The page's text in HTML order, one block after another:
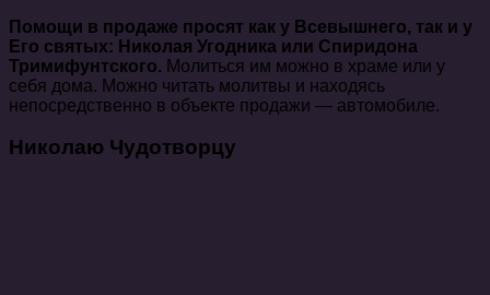
Помощи в продаже просят как у Всевышнего, так и у
Его святых: Николая Угодника или Спиридона
Тримифунтского. Молиться им можно в храме или у
себя дома. Можно читать молитвы и находясь
непосредственно в объекте продажи — автомобиле.
Николаю Чудотворцу